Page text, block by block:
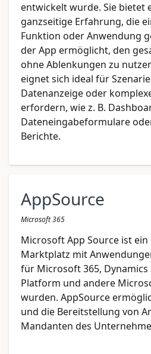
entwickelt wurde. Sie bietet
ganzseitige Erfahrung, die
Funktion oder Anwendung
der App ermöglicht, den
ohne Ablenkungen zu
eignet sich ideal für
Datenanzeige oder
erfordern, wie z. B.
Dateneingabeformulare
Berichte.
AppSource
Microsoft 365
Microsoft App Source ist
Marktplatz mit
für Microsoft 365, Dynamics
Platform und andere
wurden. AppSource
und die Bereitstellung von
Mandanten des